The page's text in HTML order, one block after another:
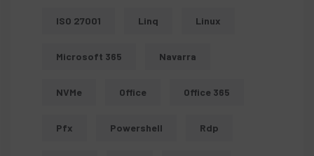
ISO 27001 Linq Linux
Microsoft 365 Navarra
NVMe Office Office 365
Pfx Powershell Rdp